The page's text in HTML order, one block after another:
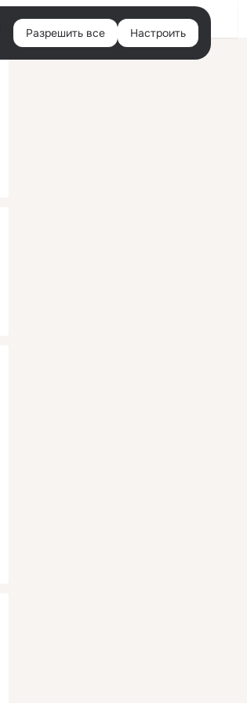
Войти
Разрешить все Настроить